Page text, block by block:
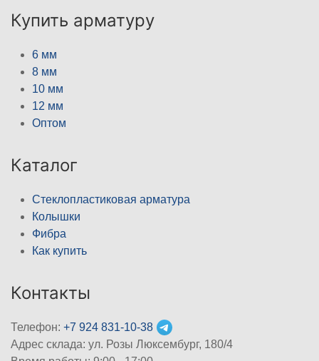
Купить арматуру
6 мм
8 мм
10 мм
12 мм
Оптом
Каталог
Стеклопластиковая арматура
Колышки
Фибра
Как купить
Контакты
Телефон: +7 924 831-10-38
Адрес склада: ул. Розы Люксембург, 180/4